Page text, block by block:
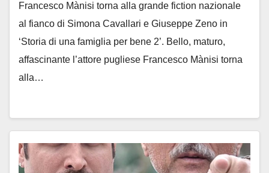
Francesco Mànisi torna alla grande fiction nazionale
al fianco di Simona Cavallari e Giuseppe Zeno in
‘Storia di una famiglia per bene 2’. Bello, maturo,
affascinante l’attore pugliese Francesco Mànisi torna
alla…